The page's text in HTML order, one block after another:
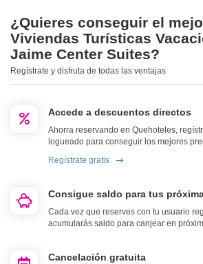
¿Quieres conseguir el
Viviendas Turísticas
Jaime Center Suites?
Regístrate y disfruta de todas las ventajas
Accede a descuentos directos
Ahorra reservando en Quehoteles,
logueado para conseguir los mejores
Regístrate gratis
Consigue saldo para tus
Cada vez que reserves con tu usuario
acumularás saldo para canjear en
Cancelación gratuita